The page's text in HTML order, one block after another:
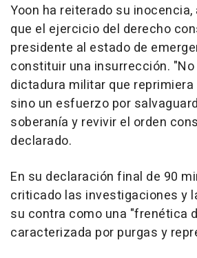
Yoon ha reiterado su
que el ejercicio del derecho
presidente al estado de
constituir una insurrección.
dictadura militar que
sino un esfuerzo por
soberanía y revivir el orden
declarado.
En su declaración final de 90
criticado las investigaciones y
su contra como una "frenética
caracterizada por purgas y